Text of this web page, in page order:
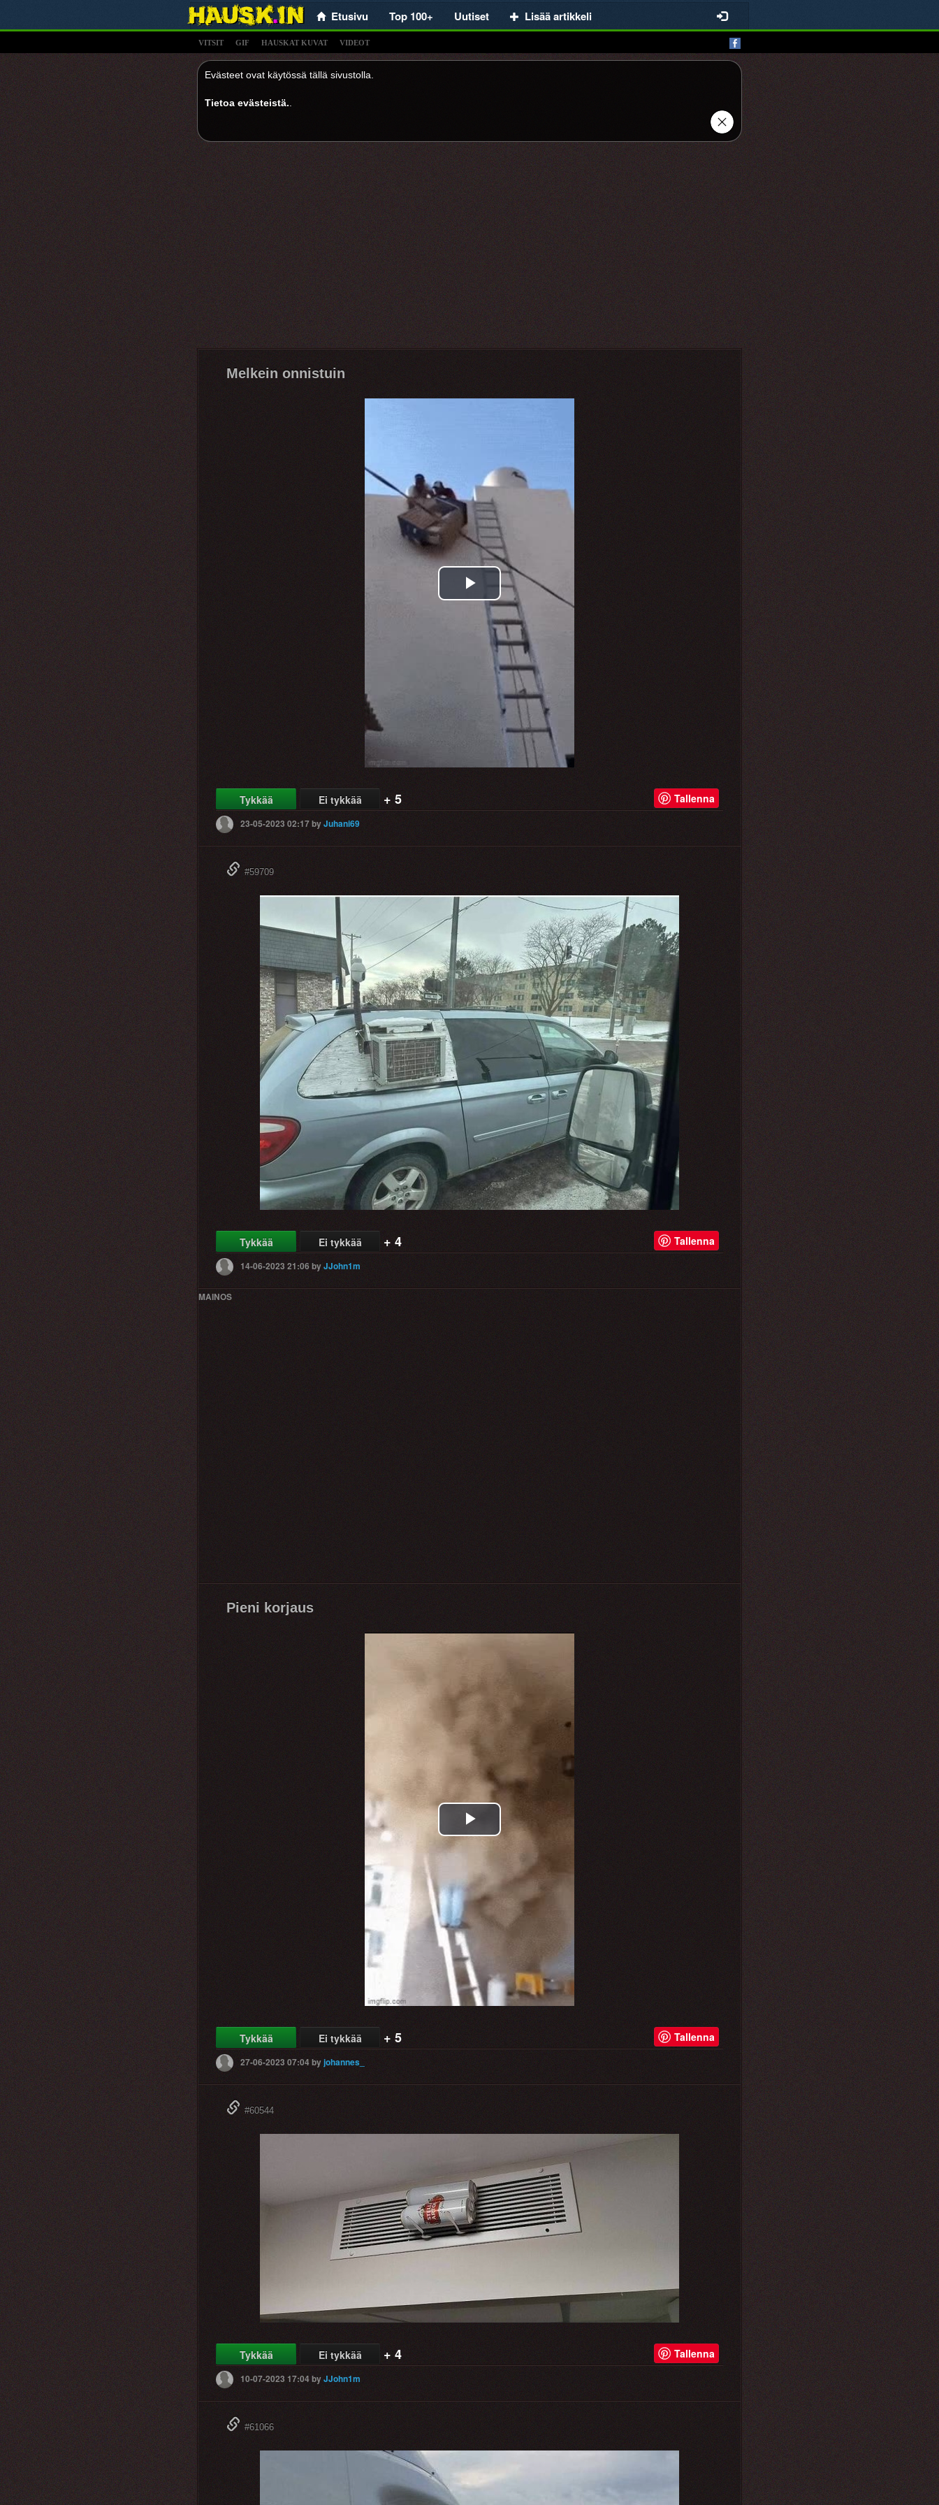
Etusivu Top 100+ Uutiset Lisää artikkeli
VITSIT GIF HAUSKAT KUVAT VIDEOT
Evästeet ovat käytössä tällä sivustolla.
Tietoa evästeistä.
Melkein onnistuin
Play
Video
Tykkää Ei tykkää + 5 Tallenna
23-05-2023 02:17byJuhani69
#59709
Tykkää Ei tykkää + 4 Tallenna
14-06-2023 21:06byJJohn1m
MAINOS
Pieni korjaus
Play
Video
Tykkää Ei tykkää + 5 Tallenna
27-06-2023 07:04byjohannes_
#60544
Tykkää Ei tykkää + 4 Tallenna
10-07-2023 17:04byJJohn1m
#61066